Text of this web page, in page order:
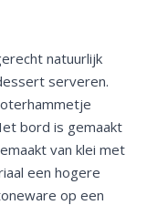
natuurlijk
serveren.
bord is gemaakt
van klei met
een hogere
op een